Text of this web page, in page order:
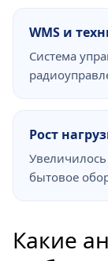
WMS и
Система
Рост
бытовое
Какие